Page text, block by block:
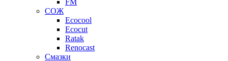
FM
СОЖ
Ecocool
Ecocut
Ratak
Renocast
Смазки